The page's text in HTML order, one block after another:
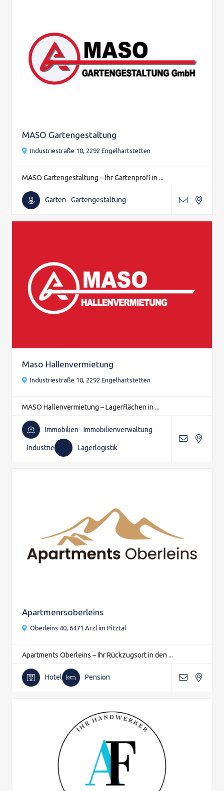
MASO Gartengestaltung
Industriestraße 10, 2292 Engelhartstetten
MASO Gartengestaltung – Ihr Gartenprofi in ...
Garten Gartengestaltung
Maso Hallenvermietung
Industriestraße 10, 2292 Engelhartstetten
MASO Hallenvermietung – Lagerflächen in ...
Immobilien Immobilienverwaltung
Industrie Lagerlogistik
Apartmenrsoberleins
Oberleins 40, 6471 Arzl im Pitztal
Apartments Oberleins – Ihr Rückzugsort in den ...
Hotel Pension